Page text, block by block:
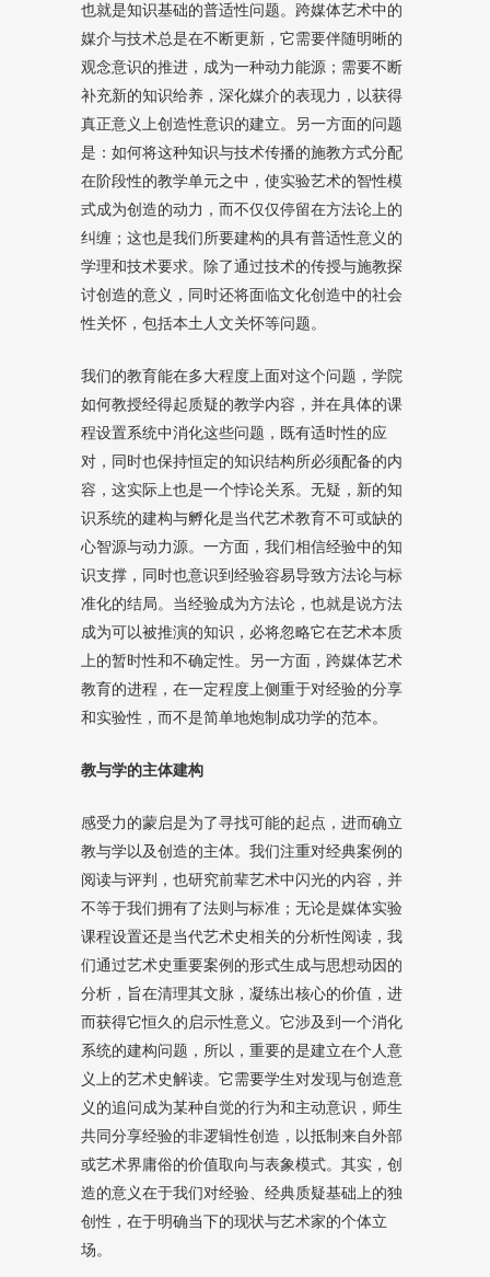
也就是知识基础的普适性问题。跨媒体艺术中的
媒介与技术总是在不断更新，它需要伴随明晰的
观念意识的推进，成为一种动力能源；需要不断
补充新的知识给养，深化媒介的表现力，以获得
真正意义上创造性意识的建立。另一方面的问题
是：如何将这种知识与技术传播的施教方式分配
在阶段性的教学单元之中，使实验艺术的智性模
式成为创造的动力，而不仅仅停留在方法论上的
纠缠；这也是我们所要建构的具有普适性意义的
学理和技术要求。除了通过技术的传授与施教探
讨创造的意义，同时还将面临文化创造中的社会
性关怀，包括本土人文关怀等问题。
我们的教育能在多大程度上面对这个问题，学院
如何教授经得起质疑的教学内容，并在具体的课
程设置系统中消化这些问题，既有适时性的应
对，同时也保持恒定的知识结构所必须配备的内
容，这实际上也是一个悖论关系。无疑，新的知
识系统的建构与孵化是当代艺术教育不可或缺的
心智源与动力源。一方面，我们相信经验中的知
识支撑，同时也意识到经验容易导致方法论与标
准化的结局。当经验成为方法论，也就是说方法
成为可以被推演的知识，必将忽略它在艺术本质
上的暂时性和不确定性。另一方面，跨媒体艺术
教育的进程，在一定程度上侧重于对经验的分享
和实验性，而不是简单地炮制成功学的范本。
教与学的主体建构
感受力的蒙启是为了寻找可能的起点，进而确立
教与学以及创造的主体。我们注重对经典案例的
阅读与评判，也研究前辈艺术中闪光的内容，并
不等于我们拥有了法则与标准；无论是媒体实验
课程设置还是当代艺术史相关的分析性阅读，我
们通过艺术史重要案例的形式生成与思想动因的
分析，旨在清理其文脉，凝练出核心的价值，进
而获得它恒久的启示性意义。它涉及到一个消化
系统的建构问题，所以，重要的是建立在个人意
义上的艺术史解读。它需要学生对发现与创造意
义的追问成为某种自觉的行为和主动意识，师生
共同分享经验的非逻辑性创造，以抵制来自外部
或艺术界庸俗的价值取向与表象模式。其实，创
造的意义在于我们对经验、经典质疑基础上的独
创性，在于明确当下的现状与艺术家的个体立
场。